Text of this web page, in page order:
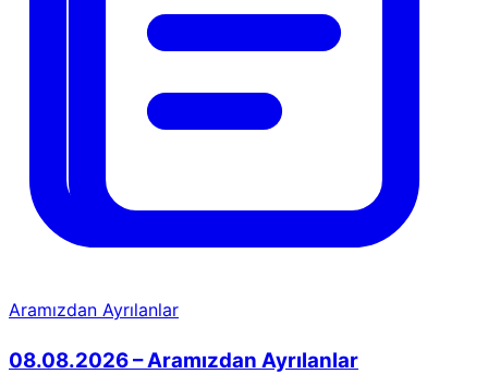
Aramızdan Ayrılanlar
08.08.2026 – Aramızdan Ayrılanlar